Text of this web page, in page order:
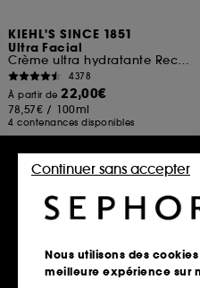
KIEHL'S SINCE 1851
Ultra Facial
Crème ultra hydratante Rechargeable à la texture légère
4378
À partir de22,00€
78,57€ / 100ml
4 contenances disponibles
Ajouter au panier
Nous utilisons des
meilleure expérience sur
Continuer sans accepter